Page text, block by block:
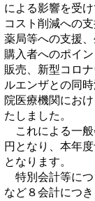
による影響を受
コスト削減への
薬局等への支援
購入者へのポイ
販売、新型コロ
ルエンザとの同
院医療機関にお
たしました。
これによる一般
円となり、本年
となります。
特別会計等につ
など８会計につ